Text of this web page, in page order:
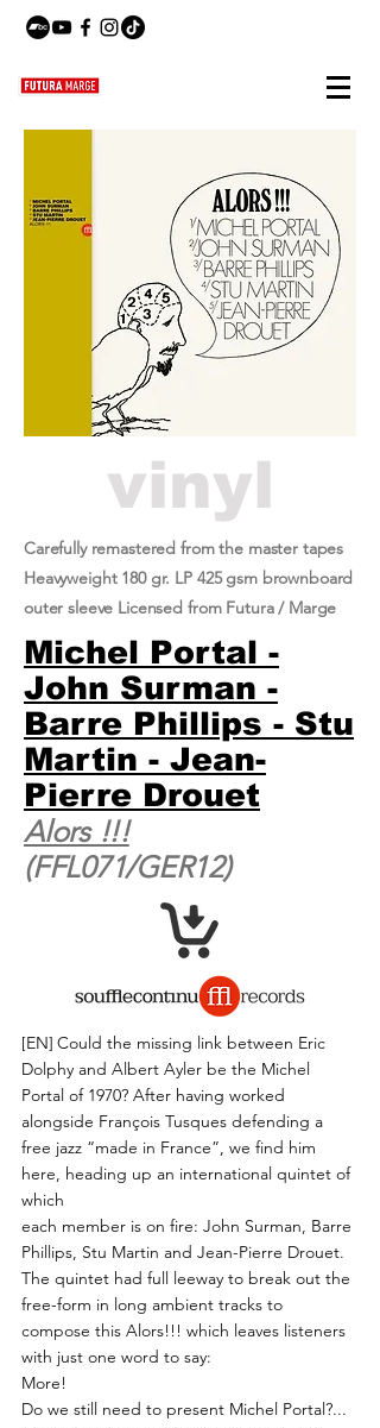
vinyl
Carefully remastered from the master tapes
Heavyweight 180 gr. LP 425 gsm brownboard
outer sleeve Licensed from Futura / Marge
Michel Portal -
John Surman -
Barre Phillips - Stu
Martin - Jean-
Pierre Drouet
Alors !​!​!
(FFL071/GER12)
[EN]Could the missing link between Eric
Dolphy and Albert Ayler be the Michel
Portal of 1970? After having worked
alongside François Tusques defending a
free jazz “made in France”, we find him
here, heading up an international quintet of
which
each member is on fire: John Surman, Barre
Phillips, Stu Martin and Jean-Pierre Drouet.
The quintet had full leeway to break out the
free-form in long ambient tracks to
compose this Alors!!! which leaves listeners
with just one word to say:
More!
Do we still need to present Michel Portal?...